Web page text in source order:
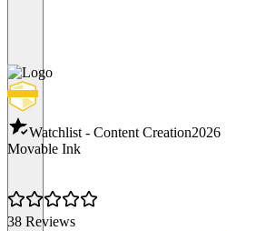
Watchlist - Content Creation2026
Movable Ink
38 Reviews